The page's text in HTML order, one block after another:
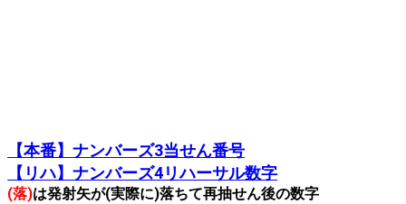
【本番】ナンバーズ3当せん番号
【リハ】ナンバーズ4リハーサル数字
(落)は発射矢が(実際に)落ちて再抽せん後の数字